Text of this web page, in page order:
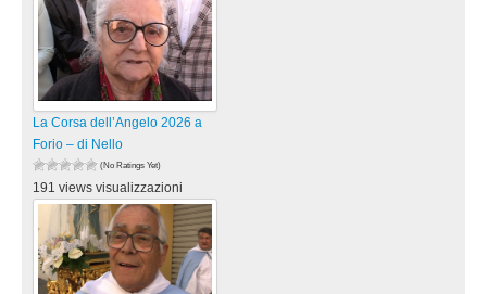
La Corsa dell’Angelo 2026 a
Forio – di Nello
(No Ratings Yet)
191 views visualizzazioni